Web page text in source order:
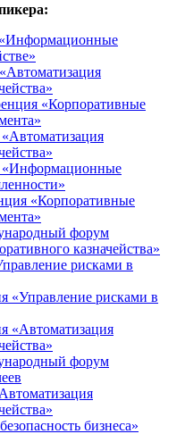
«Информационные
«Корпоративные
«Информационные
«Корпоративные
форум
казначейства»
рисками в
«Управление рисками в
«Автоматизация
форум
бизнеса»